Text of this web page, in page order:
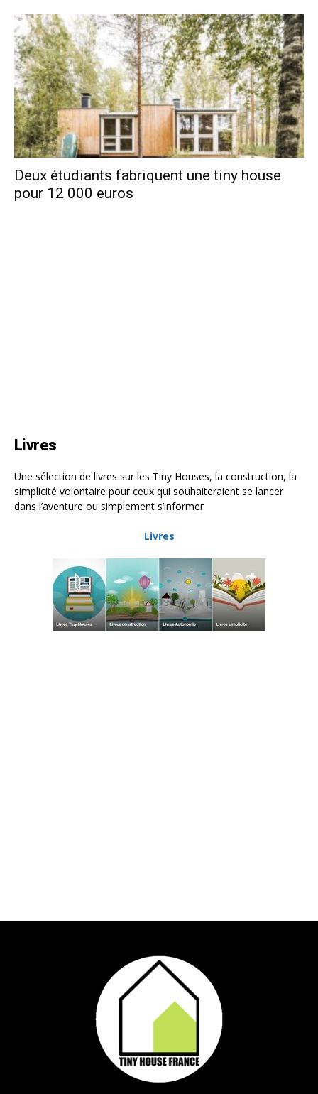
Deux étudiants fabriquent une tiny house
pour 12 000 euros
Livres
Une sélection de livres sur les Tiny Houses, la construction, la
simplicité volontaire pour ceux qui souhaiteraient se lancer
dans l’aventure ou simplement s’informer
Livres